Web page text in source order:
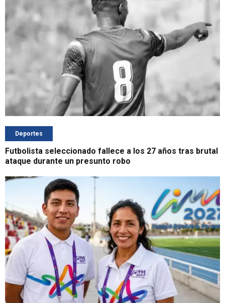
Deportes
Futbolista seleccionado fallece a los 27 años tras brutal
ataque durante un presunto robo